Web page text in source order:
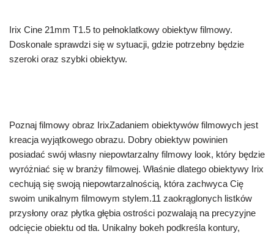
Irix Cine 21mm T1.5 to pełnoklatkowy obiektyw filmowy.
Doskonale sprawdzi się w sytuacji, gdzie potrzebny będzie
szeroki oraz szybki obiektyw.
Poznaj filmowy obraz IrixZadaniem obiektywów filmowych jest
kreacja wyjątkowego obrazu. Dobry obiektyw powinien
posiadać swój własny niepowtarzalny filmowy look, który będzie
wyróżniać się w branży filmowej. Właśnie dlatego obiektywy Irix
cechują się swoją niepowtarzalnością, która zachwyca Cię
swoim unikalnym filmowym stylem.11 zaokrąglonych listków
przysłony oraz płytka głębia ostrości pozwalają na precyzyjne
odcięcie obiektu od tła. Unikalny bokeh podkreśla kontury,